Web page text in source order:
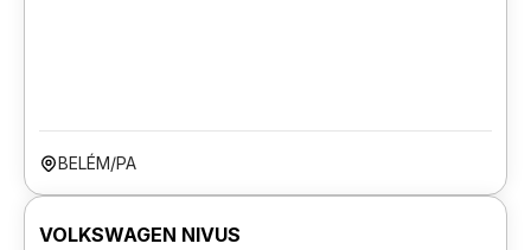
BELÉM/PA
VOLKSWAGEN NIVUS